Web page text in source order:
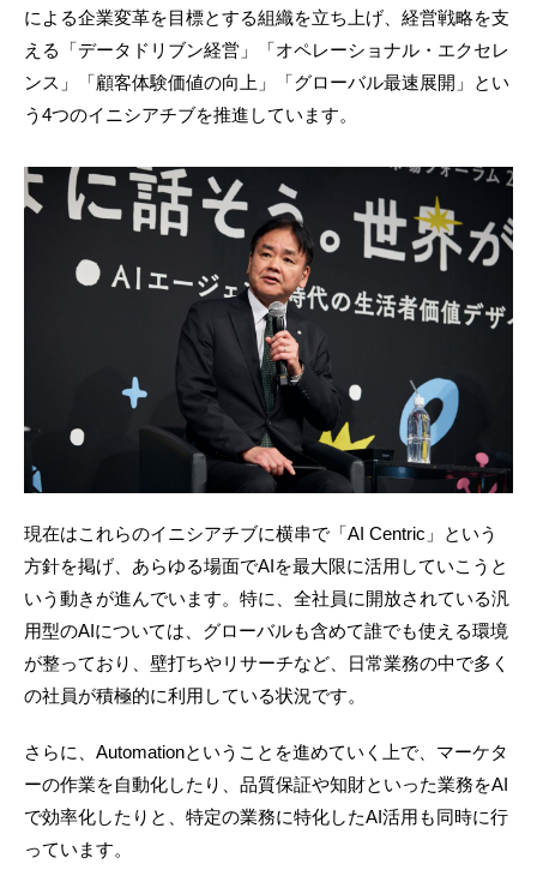
による企業変革を目標とする組織を立ち上げ、経営戦略を支
える「データドリブン経営」「オペレーショナル・エクセレ
ンス」「顧客体験価値の向上」「グローバル最速展開」とい
う4つのイニシアチブを推進しています。
現在はこれらのイニシアチブに横串で「AI Centric」という
方針を掲げ、あらゆる場面でAIを最大限に活用していこうと
いう動きが進んでいます。特に、全社員に開放されている汎
用型のAIについては、グローバルも含めて誰でも使える環境
が整っており、壁打ちやリサーチなど、日常業務の中で多く
の社員が積極的に利用している状況です。
さらに、Automationということを進めていく上で、マーケタ
ーの作業を自動化したり、品質保証や知財といった業務をAI
で効率化したりと、特定の業務に特化したAI活用も同時に行
っています。